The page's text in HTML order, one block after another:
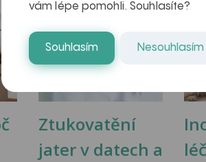
Ztukovatění
jater v datech a
Jak na zdravá játra?
vám lépe pomohli. Souhlasíte?
Souhlasím Nesouhlasím